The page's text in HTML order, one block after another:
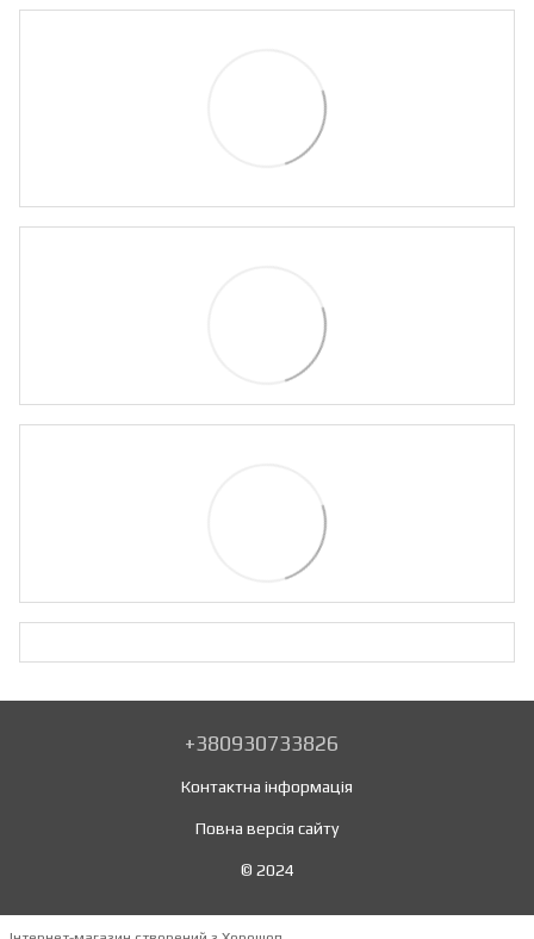
+380930733826
Контактна інформація
Повна версія сайту
© 2024